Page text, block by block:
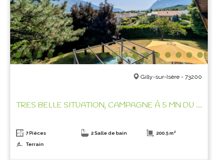
Gilly-sur-Isère - 73200
TRES BELLE SITUATION, CAMPAGNE À 5 MN DU CENTRE VILLE !
7 Pièces 2 Salle de bain 200.5 m²
Terrain